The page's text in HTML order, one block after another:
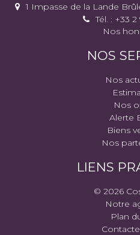
1 Impasse de la Lande
Tél. : +33
Nos
NOS
Nos
Nos
Alerte
Biens
Nos
LIENS
© 2026
Notre
Plan